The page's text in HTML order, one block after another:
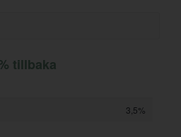
tillbaka
3,5%